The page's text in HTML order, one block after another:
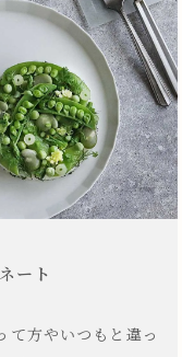
ート
て方やいつもと違っ